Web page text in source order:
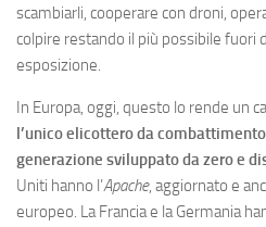
scambiarli, cooperare con droni,
colpire restando il più possibile fuori
esposizione.
In Europa, oggi, questo lo rende un
l’unico elicottero da
generazione sviluppato da zero e
Uniti hanno l’Apache, aggiornato e
europeo. La Francia e la Germania